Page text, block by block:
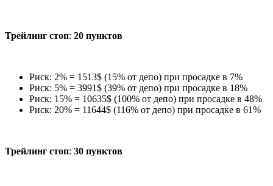
Трейлинг стоп: 20 пунктов
Риск: 2% = 1513$ (15% от депо) при просадке в 7%
Риск: 5% = 3991$ (39% от депо) при просадке в 18%
Риск: 15% = 10635$ (100% от депо) при просадке в 48%
Риск: 20% = 11644$ (116% от депо) при просадке в 61%
Трейлинг стоп: 30 пунктов